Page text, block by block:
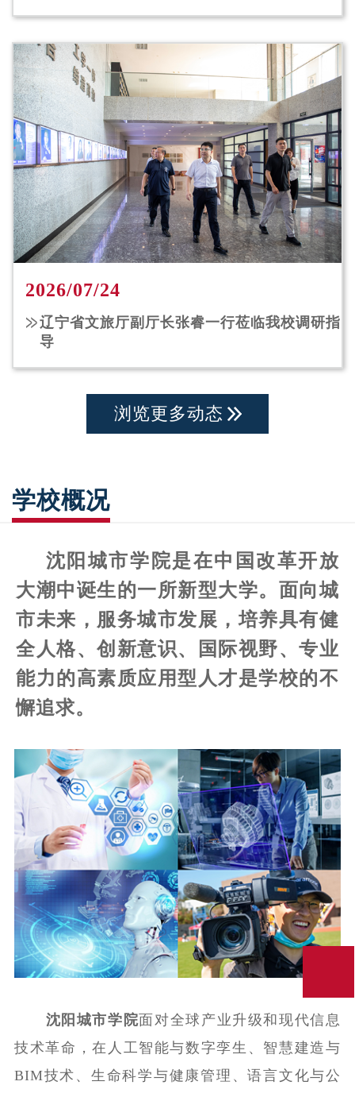
2026/07/24
辽宁省文旅厅副厅长张睿一行莅临我校调研指
导
浏览更多动态
学校概况
沈阳城市学院是在中国改革开放
大潮中诞生的一所新型大学。面向城
市未来，服务城市发展，培养具有健
全人格、创新意识、国际视野、专业
能力的高素质应用型人才是学校的不
懈追求。
沈阳城市学院面对全球产业升级和现代信息
技术革命，在人工智能与数字孪生、智慧建造与
BIM技术、生命科学与健康管理、语言文化与公